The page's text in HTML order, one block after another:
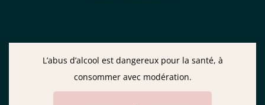
L’abus d’alcool est dangereux pour la santé, à
consommer avec modération.